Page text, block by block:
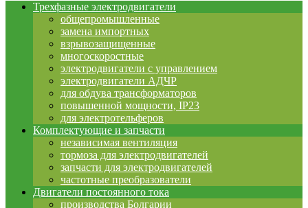
Трехфазные электродвигатели
общепромышленные
замена импортных
взрывозащищенные
многоскоростные
электродвигатели с управлением
электродвигатели АДЧР
для обдува трансформаторов
повышенной мощности, IP23
для электротельферов
Комплектующие и запчасти
независимая вентиляция
тормоза для электродвигателей
запчасти для электродвигателей
частотные преобразователи
Двигатели постоянного тока
производства Болгарии